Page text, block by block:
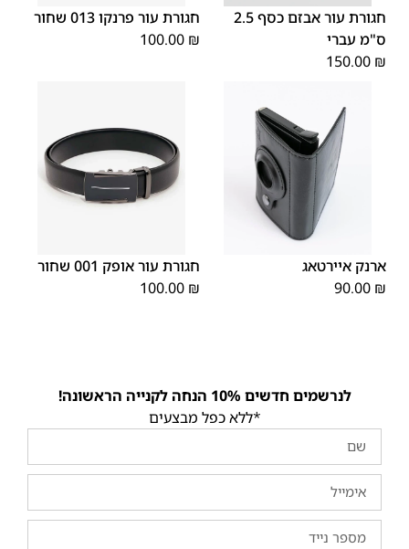
L
XS
M
S
XL
חגורת עור אבזם כסף 2.5
ס"מ עברי
150.00 ₪
חגורת עור פרנקו 013 שחור
100.00 ₪
ארנק איירטאג
90.00 ₪
חגורת עור אופק 001 שחור
100.00 ₪
לנרשמים חדשים 10% הנחה לקנייה הראשונה!
*ללא כפל מבצעים